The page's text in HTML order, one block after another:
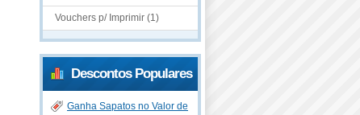
Vouchers p/ Imprimir (1)
Descontos Populares
Ganha Sapatos no Valor de